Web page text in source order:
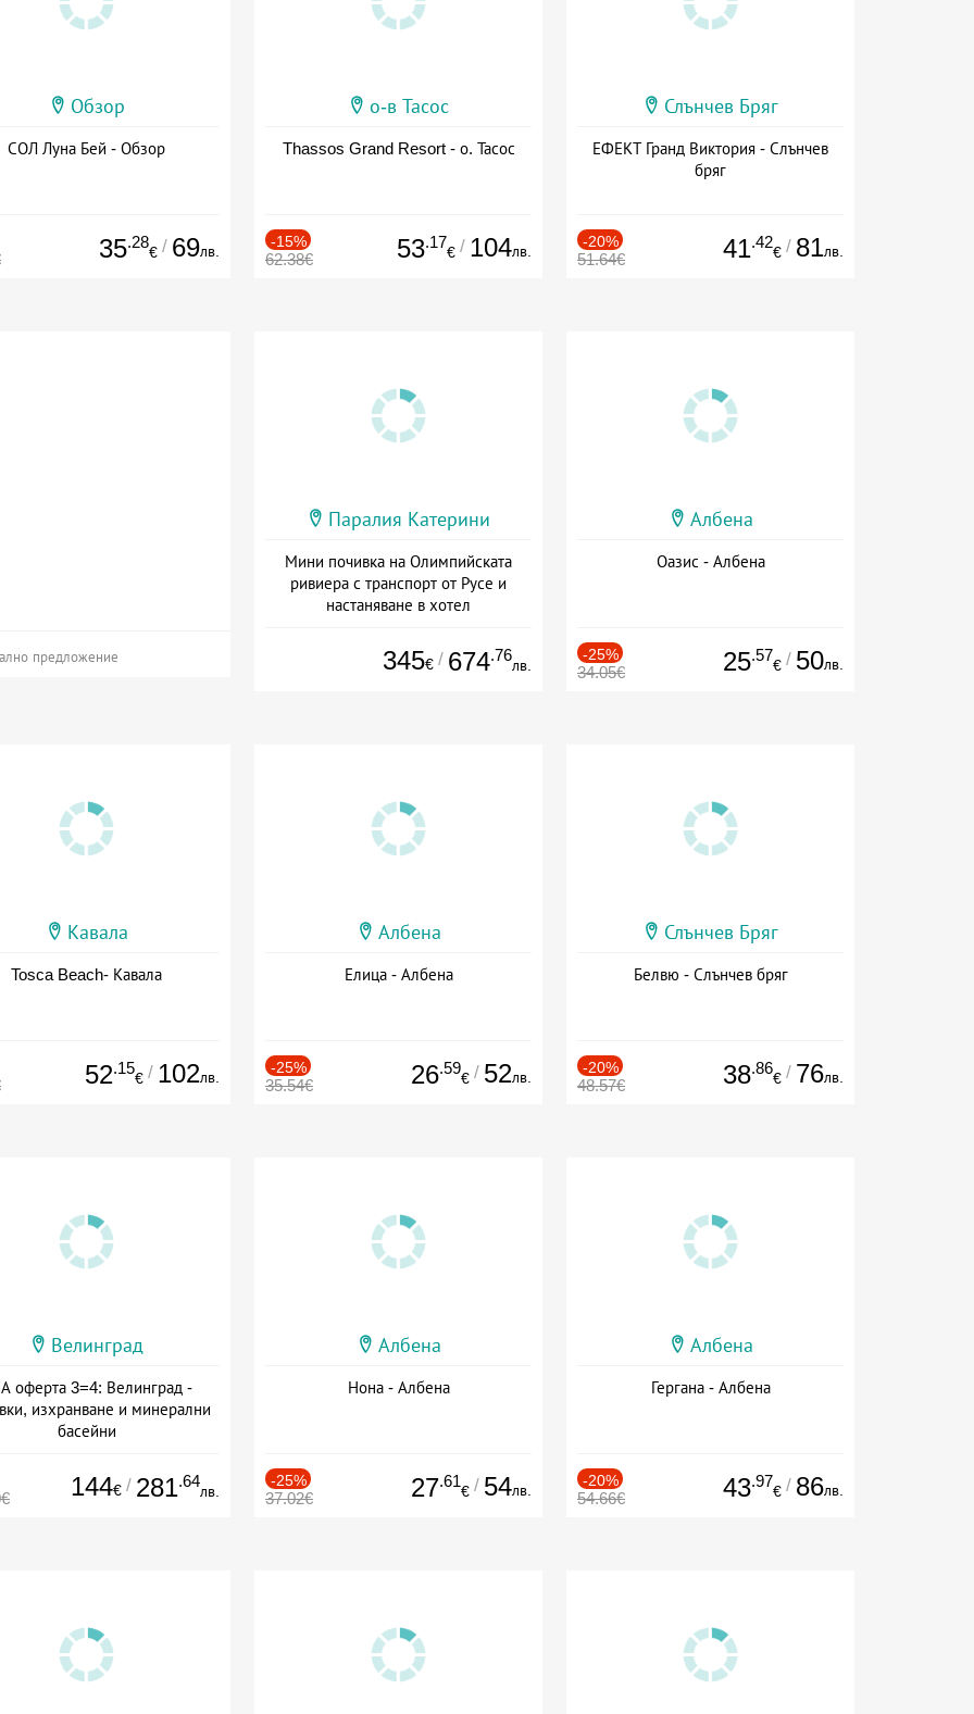
Обзор
СОЛ Луна Бей - Обзор
35.28
€ / 69лв.
о-в Тасос
Thassos Grand Resort - о. Тасос
-15%
62.38€ 53.17
€ / 104лв.
Слънчев Бряг
ЕФЕКТ Гранд Виктория - Слънчев
бряг
-20%
51.64€ 41.42
€ / 81лв.
предложение
Паралия Катерини
Мини почивка на Олимпийската
ривиера с транспорт от Русе и
настаняване в хотел
345€ / 674.76
лв.
Албена
Оазис - Албена
-25%
34.05€ 25.57
€ / 50лв.
Кавала
Tosca Beach- Кавала
52.15
€ / 102лв.
Албена
Елица - Албена
-25%
35.54€ 26.59
€ / 52лв.
Слънчев Бряг
Белвю - Слънчев бряг
-20%
48.57€ 38.86
€ / 76лв.
Велинград
оферта 3=4: Велинград -
изхранване и минерални
басейни
144€ / 281.64
лв.
Албена
Нона - Албена
-25%
37.02€ 27.61
€ / 54лв.
Албена
Гергана - Албена
-20%
54.66€ 43.97
€ / 86лв.